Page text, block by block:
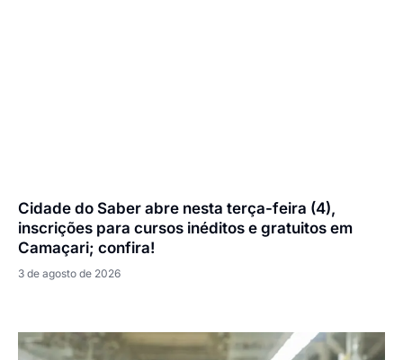
Cidade do Saber abre nesta terça-feira (4),
inscrições para cursos inéditos e gratuitos em
Camaçari; confira!
3 de agosto de 2026